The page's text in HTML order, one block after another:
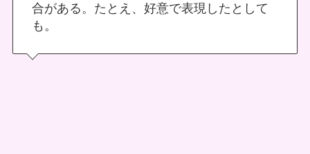
合がある。たとえ、好意で表現したとして
も。